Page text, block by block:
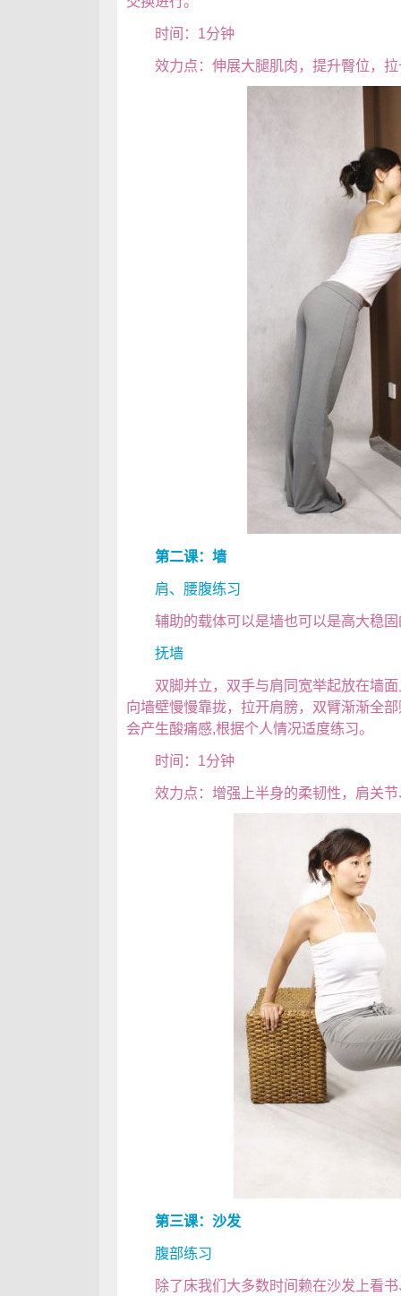
时间：1分钟
效力点：伸展大腿肌肉，提升臀位，拉
第二课：墙
肩、腰腹练习
辅助的载体可以是墙也可以是高大稳固
抚墙
双脚并立，双手与肩同宽举起放在墙面
向墙壁慢慢靠拢，拉开肩膀，双臂渐渐全
会产生酸痛感,根据个人情况适度练习。
时间：1分钟
效力点：增强上半身的柔韧性，肩关节
第三课：沙发
腹部练习
除了床我们大多数时间赖在沙发上看书